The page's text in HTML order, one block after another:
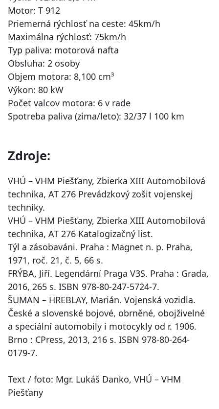
Motor: T 912
Priemerná rýchlosť na ceste: 45km/h
Maximálna rýchlosť: 75km/h
Typ paliva: motorová nafta
Obsluha: 2 osoby
Objem motora: 8,100 cm³
Výkon: 80 kW
Počet valcov motora: 6 v rade
Spotreba paliva (zima/leto): 32/37 l 100 km
Zdroje:
VHÚ – VHM Piešťany, Zbierka XIII Automobilová
technika, AT 276 Prevádzkový zošit vojenskej
techniky.
VHÚ – VHM Piešťany, Zbierka XIII Automobilová
technika, AT 276 Katalogizačný list.
Týl a zásobaváni. Praha : Magnet n. p. Praha,
1971, roč. 21, č. 5, 66 s.
FRÝBA, Jiří. Legendární Praga V3S. Praha : Grada,
2016, 265 s. ISBN 978-80-247-5724-7.
ŠUMAN – HREBLAY, Marián. Vojenská vozidla.
České a slovenské bojové, obrněné, obojživelné
a speciální automobily i motocykly od r. 1906.
Brno : CPress, 2013, 216 s. ISBN 978-80-264-
0179-7.
Text / foto: Mgr. Lukáš Danko, VHÚ – VHM
Piešťany